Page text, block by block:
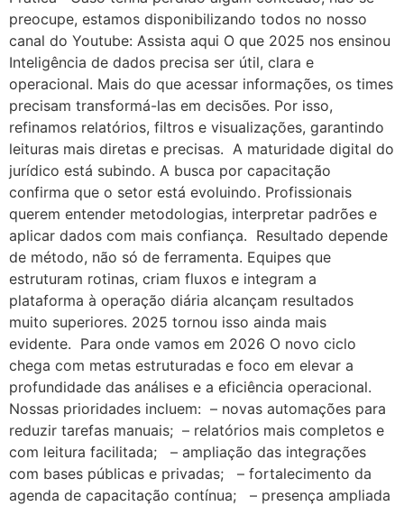
preocupe, estamos disponibilizando todos no nosso
canal do Youtube: Assista aqui O que 2025 nos ensinou
Inteligência de dados precisa ser útil, clara e
operacional. Mais do que acessar informações, os times
precisam transformá-las em decisões. Por isso,
refinamos relatórios, filtros e visualizações, garantindo
leituras mais diretas e precisas. A maturidade digital do
jurídico está subindo. A busca por capacitação
confirma que o setor está evoluindo. Profissionais
querem entender metodologias, interpretar padrões e
aplicar dados com mais confiança. Resultado depende
de método, não só de ferramenta. Equipes que
estruturam rotinas, criam fluxos e integram a
plataforma à operação diária alcançam resultados
muito superiores. 2025 tornou isso ainda mais
evidente. Para onde vamos em 2026 O novo ciclo
chega com metas estruturadas e foco em elevar a
profundidade das análises e a eficiência operacional.
Nossas prioridades incluem: – novas automações para
reduzir tarefas manuais; – relatórios mais completos e
com leitura facilitada; – ampliação das integrações
com bases públicas e privadas; – fortalecimento da
agenda de capacitação contínua; – presença ampliada